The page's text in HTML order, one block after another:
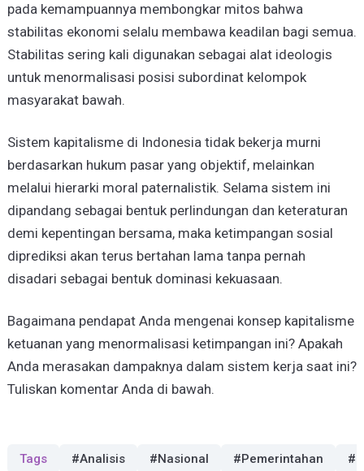
pada kemampuannya membongkar mitos bahwa
stabilitas ekonomi selalu membawa keadilan bagi semua.
Stabilitas sering kali digunakan sebagai alat ideologis
untuk menormalisasi posisi subordinat kelompok
masyarakat bawah.
Sistem kapitalisme di Indonesia tidak bekerja murni
berdasarkan hukum pasar yang objektif, melainkan
melalui hierarki moral paternalistik. Selama sistem ini
dipandang sebagai bentuk perlindungan dan keteraturan
demi kepentingan bersama, maka ketimpangan sosial
diprediksi akan terus bertahan lama tanpa pernah
disadari sebagai bentuk dominasi kekuasaan.
Bagaimana pendapat Anda mengenai konsep kapitalisme
ketuanan yang menormalisasi ketimpangan ini? Apakah
Anda merasakan dampaknya dalam sistem kerja saat ini?
Tuliskan komentar Anda di bawah.
Tags #Analisis #Nasional #Pemerintahan